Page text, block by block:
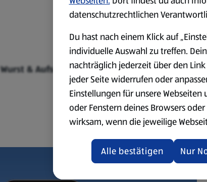
Wurst & Aufschnitt Käse
datenschutzrechtlichen
Du hast nach einem Klick auf
individuelle Auswahl zu treffen.
nachträglich jederzeit über den
jeder Seite widerrufen oder
Einstellungen für unsere
oder Fenstern deines Browsers
wirksam, wenn die jeweilige
aktualisiert oder geschlossen und
Nur
Alle bestätigen